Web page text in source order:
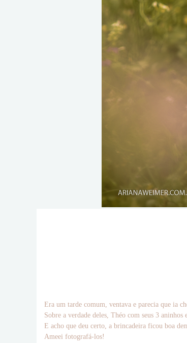
Era um tarde comum, ventava e parecia que ia
Sobre a verdade deles, Théo com seus 3
E acho que deu certo, a brincadeira ficou boa
Ameei fotografá-los!